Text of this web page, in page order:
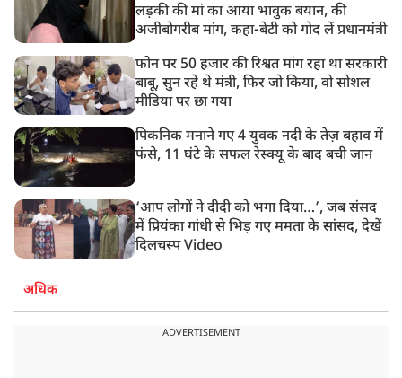
लड़की की मां का आया भावुक बयान, की
अजीबोगरीब मांग, कहा-बेटी को गोद लें प्रधानमंत्री
फोन पर 50 हजार की रिश्वत मांग रहा था सरकारी
बाबू, सुन रहे थे मंत्री, फिर जो किया, वो सोशल
मीडिया पर छा गया
पिकनिक मनाने गए 4 युवक नदी के तेज़ बहाव में
फंसे, 11 घंटे के सफल रेस्क्यू के बाद बची जान
‘आप लोगों ने दीदी को भगा दिया…’, जब संसद
में प्रियंका गांधी से भिड़ गए ममता के सांसद, देखें
दिलचस्प Video
अधिक
ADVERTISEMENT